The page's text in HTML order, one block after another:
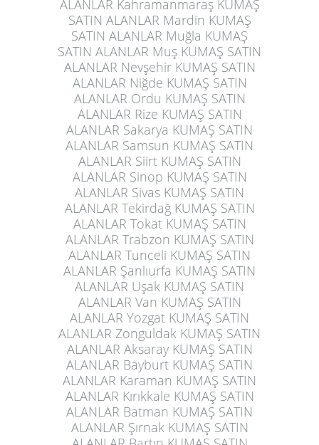
ALANLAR Kahramanmaraş KUMAŞ
SATIN ALANLAR Mardin KUMAŞ
SATIN ALANLAR Muğla KUMAŞ
SATIN ALANLAR Muş KUMAŞ SATIN
ALANLAR Nevşehir KUMAŞ SATIN
ALANLAR Niğde KUMAŞ SATIN
ALANLAR Ordu KUMAŞ SATIN
ALANLAR Rize KUMAŞ SATIN
ALANLAR Sakarya KUMAŞ SATIN
ALANLAR Samsun KUMAŞ SATIN
ALANLAR Siirt KUMAŞ SATIN
ALANLAR Sinop KUMAŞ SATIN
ALANLAR Sivas KUMAŞ SATIN
ALANLAR Tekirdağ KUMAŞ SATIN
ALANLAR Tokat KUMAŞ SATIN
ALANLAR Trabzon KUMAŞ SATIN
ALANLAR Tunceli KUMAŞ SATIN
ALANLAR Şanlıurfa KUMAŞ SATIN
ALANLAR Uşak KUMAŞ SATIN
ALANLAR Van KUMAŞ SATIN
ALANLAR Yozgat KUMAŞ SATIN
ALANLAR Zonguldak KUMAŞ SATIN
ALANLAR Aksaray KUMAŞ SATIN
ALANLAR Bayburt KUMAŞ SATIN
ALANLAR Karaman KUMAŞ SATIN
ALANLAR Kırıkkale KUMAŞ SATIN
ALANLAR Batman KUMAŞ SATIN
ALANLAR Şırnak KUMAŞ SATIN